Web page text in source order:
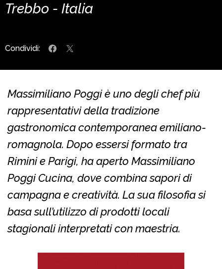
Trebbo - Italia
Condividi:
Massimiliano Poggi è uno degli chef più
rappresentativi della tradizione
gastronomica contemporanea emiliano-
romagnola. Dopo essersi formato tra
Rimini e Parigi, ha aperto Massimiliano
Poggi Cucina, dove combina sapori di
campagna e creatività. La sua filosofia si
basa sull’utilizzo di prodotti locali
stagionali interpretati con maestria.